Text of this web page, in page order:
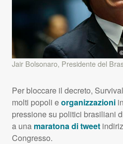
Jair Bolsonaro, Presidente del
Per bloccare il decreto,
molti popoli eorganizzazioni
pressione su politici brasiliani
a una maratona di tweet
Congresso.